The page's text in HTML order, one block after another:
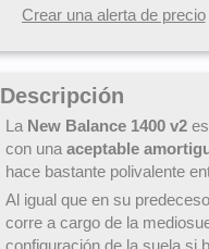
Crear una alerta de precio
Descripción
La New Balance 1400 v2es
con una aceptable
hace bastante polivalente
Al igual que en su
corre a cargo de la
configuración de la suela si